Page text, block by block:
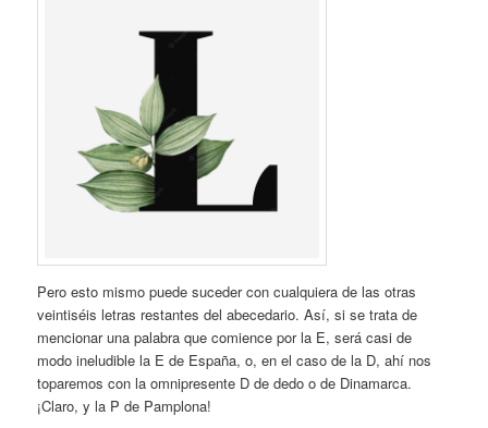
Pero esto mismo puede suceder con cualquiera de las otras
veintiséis letras restantes del abecedario. Así, si se trata de
mencionar una palabra que comience por la E, será casi de
modo ineludible la E de España, o, en el caso de la D, ahí nos
toparemos con la omnipresente D de dedo o de Dinamarca.
¡Claro, y la P de Pamplona!